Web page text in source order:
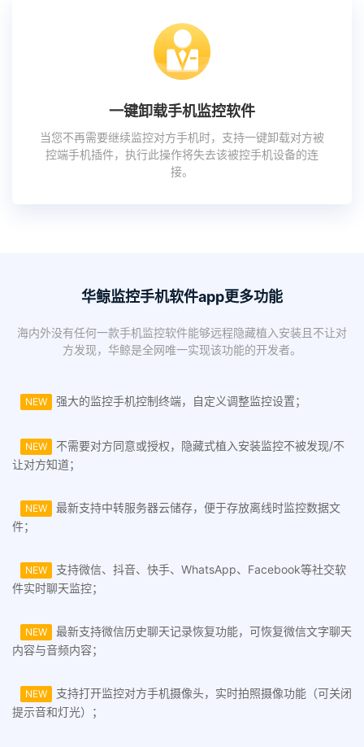
一键卸载手机监控软件
当您不再需要继续监控对方手机时，支持一键卸载对方被
控端手机插件，执行此操作将失去该被控手机设备的连
接。
华鲸监控手机软件app更多功能
海内外没有任何一款手机监控软件能够远程隐藏植入安装且不让对
方发现，华鲸是全网唯一实现该功能的开发者。
NEW 强大的监控手机控制终端，自定义调整监控设置；
NEW
不需要对方同意或授权，隐藏式植入安装监控不被发现/不
让对方知道；
NEW
最新支持中转服务器云储存，便于存放离线时监控数据文
件；
NEW
支持微信、抖音、快手、WhatsApp、Facebook等社交软
件实时聊天监控；
NEW
最新支持微信历史聊天记录恢复功能，可恢复微信文字聊天
内容与音频内容；
NEW
支持打开监控对方手机摄像头，实时拍照摄像功能（可关闭
提示音和灯光）；